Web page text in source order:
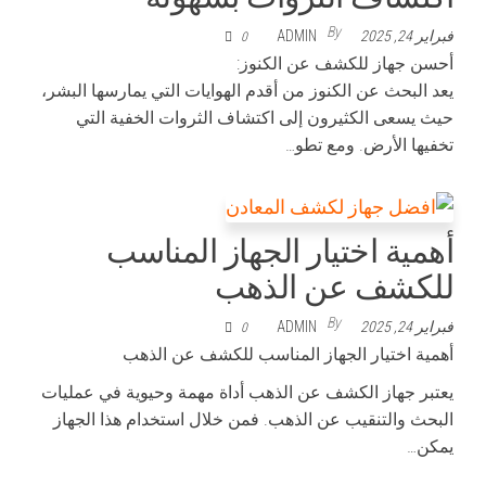
فبراير 24, 2025 By
ADMIN
0
أحسن جهاز للكشف عن الكنوز:
يعد البحث عن الكنوز من أقدم الهوايات التي يمارسها البشر،
حيث يسعى الكثيرون إلى اكتشاف الثروات الخفية التي
تخفيها الأرض. ومع تطو…
أهمية اختيار الجهاز المناسب
للكشف عن الذهب
فبراير 24, 2025 By
ADMIN
0
أهمية اختيار الجهاز المناسب للكشف عن الذهب
يعتبر جهاز الكشف عن الذهب أداة مهمة وحيوية في عمليات
البحث والتنقيب عن الذهب. فمن خلال استخدام هذا الجهاز
يمكن…